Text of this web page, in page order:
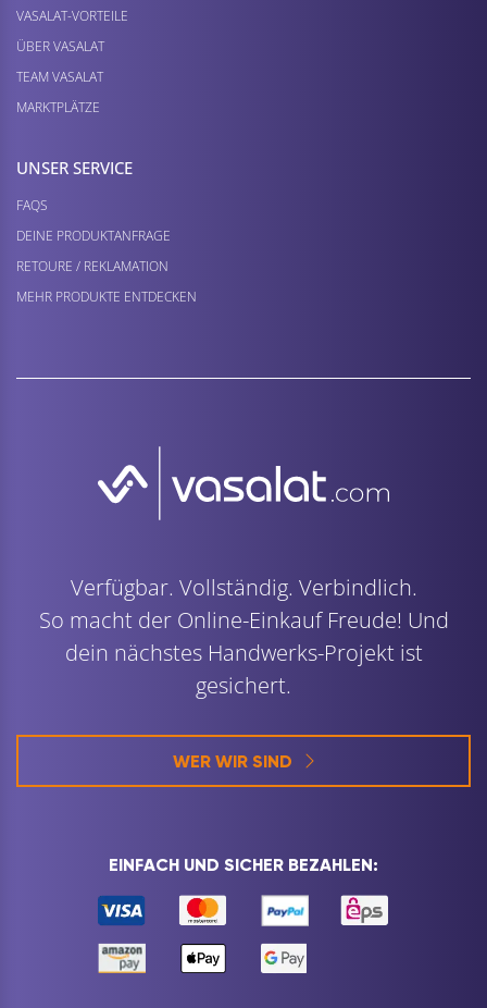
VASALAT-VORTEILE
ÜBER VASALAT
TEAM VASALAT
MARKTPLÄTZE
UNSER SERVICE
FAQS
DEINE PRODUKTANFRAGE
RETOURE / REKLAMATION
MEHR PRODUKTE ENTDECKEN
Verfügbar. Vollständig. Verbindlich.
So macht der Online-Einkauf Freude! Und
dein nächstes Handwerks-Projekt ist
gesichert.
WER WIR SIND
EINFACH UND SICHER BEZAHLEN: